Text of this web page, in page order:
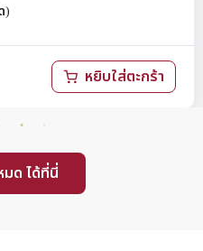
หยิบใส่ตะกร้า
ด ได้ที่นี่